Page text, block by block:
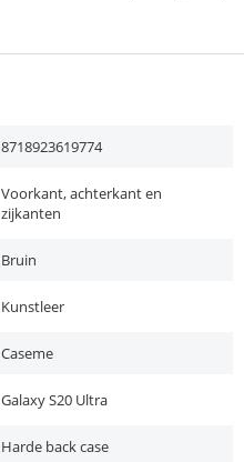
8718923619774
Voorkant, achterkant en
zijkanten
Bruin
Kunstleer
Caseme
Galaxy S20 Ultra
Harde back case